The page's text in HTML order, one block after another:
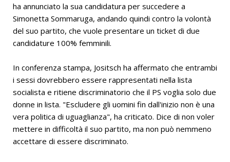
ha annunciato la sua candidatura per succedere a
Simonetta Sommaruga, andando quindi contro la volontà
del suo partito, che vuole presentare un ticket di due
candidature 100% femminili.
In conferenza stampa, Jositsch ha affermato che entrambi
i sessi dovrebbero essere rappresentati nella lista
socialista e ritiene discriminatorio che il PS voglia solo due
donne in lista. "Escludere gli uomini fin dall'inizio non è una
vera politica di uguaglianza", ha criticato. Dice di non voler
mettere in difficoltà il suo partito, ma non può nemmeno
accettare di essere discriminato.